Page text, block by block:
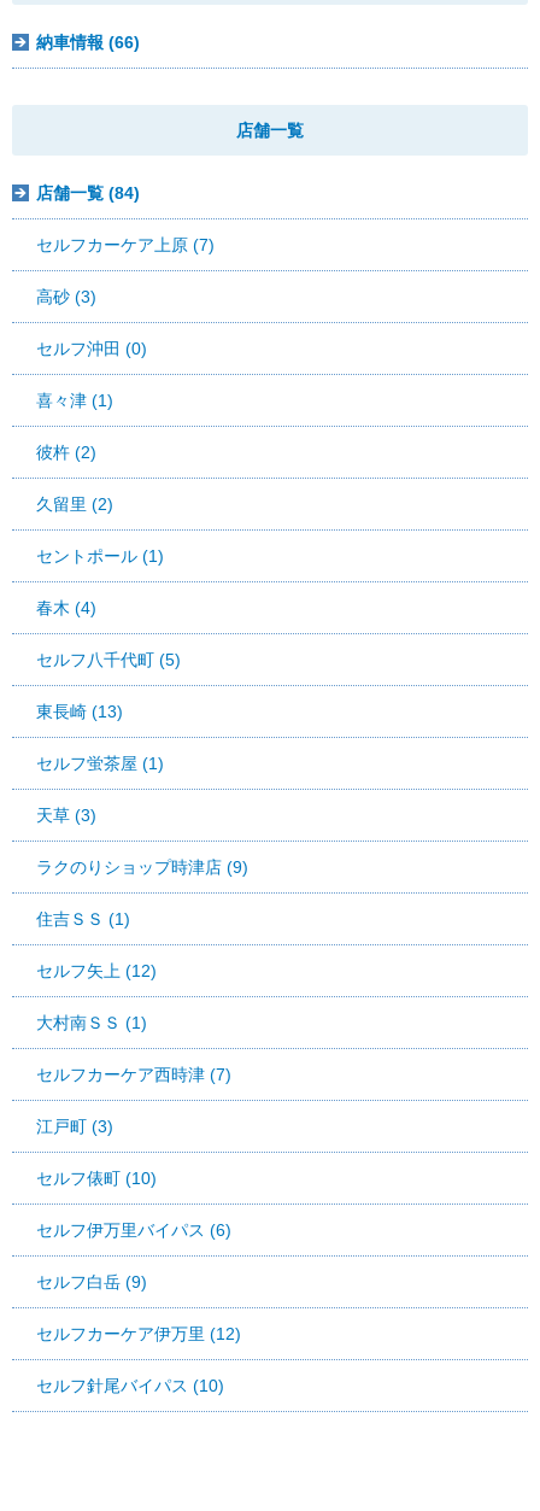
納車情報 (66)
店舗一覧
店舗一覧 (84)
セルフカーケア上原 (7)
高砂 (3)
セルフ沖田 (0)
喜々津 (1)
彼杵 (2)
久留里 (2)
セントポール (1)
春木 (4)
セルフ八千代町 (5)
東長崎 (13)
セルフ蛍茶屋 (1)
天草 (3)
ラクのりショップ時津店 (9)
住吉ＳＳ (1)
セルフ矢上 (12)
大村南ＳＳ (1)
セルフカーケア西時津 (7)
江戸町 (3)
セルフ俵町 (10)
セルフ伊万里バイパス (6)
セルフ白岳 (9)
セルフカーケア伊万里 (12)
セルフ針尾バイパス (10)